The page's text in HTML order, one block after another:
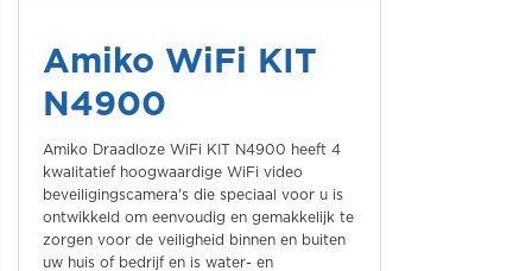
Amiko WiFi KIT
N4900
Amiko Draadloze WiFi KIT N4900 heeft 4
kwalitatief hoogwaardige WiFi video
beveiligingscamera's die speciaal voor u is
ontwikkeld om eenvoudig en gemakkelijk te
zorgen voor de veiligheid binnen en buiten
uw huis of bedrijf en is water- en